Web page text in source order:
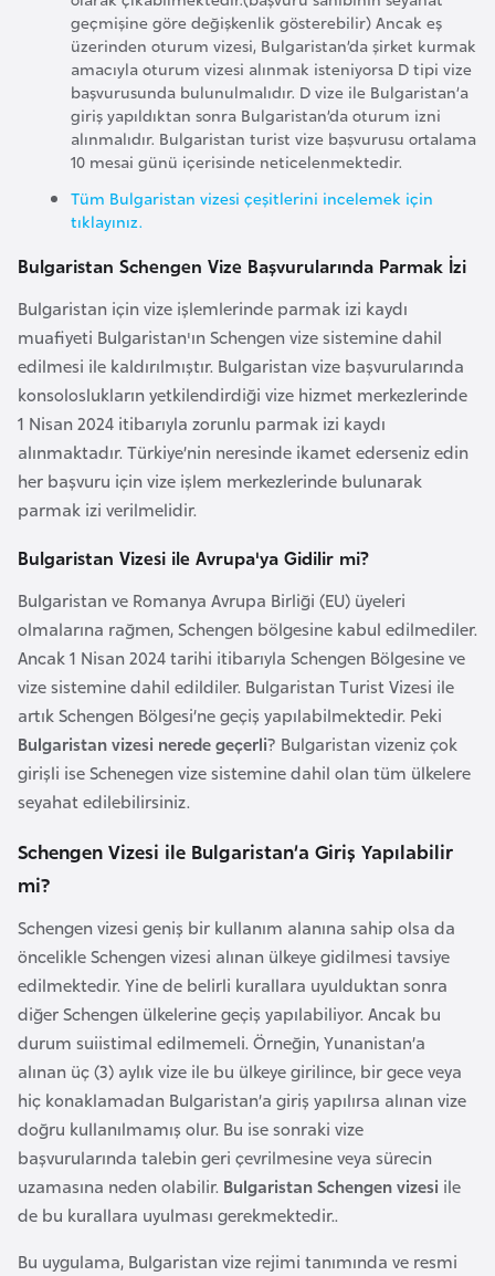
geçmişine göre değişkenlik gösterebilir) Ancak eş
üzerinden oturum vizesi, Bulgaristan’da şirket kurmak
amacıyla oturum vizesi alınmak isteniyorsa D tipi vize
başvurusunda bulunulmalıdır. D vize ile Bulgaristan’a
giriş yapıldıktan sonra Bulgaristan’da oturum izni
alınmalıdır. Bulgaristan turist vize başvurusu ortalama
10 mesai günü içerisinde neticelenmektedir.
Tüm Bulgaristan vizesi çeşitlerini incelemek için
tıklayınız.
Bulgaristan Schengen Vize Başvurularında Parmak İzi
Bulgaristan için vize işlemlerinde parmak izi kaydı
muafiyeti Bulgaristan'ın Schengen vize sistemine dahil
edilmesi ile kaldırılmıştır. Bulgaristan vize başvurularında
konsoloslukların yetkilendirdiği vize hizmet merkezlerinde
1 Nisan 2024 itibarıyla zorunlu parmak izi kaydı
alınmaktadır. Türkiye’nin neresinde ikamet ederseniz edin
her başvuru için vize işlem merkezlerinde bulunarak
parmak izi verilmelidir.
Bulgaristan Vizesi ile Avrupa'ya Gidilir mi?
Bulgaristan ve Romanya Avrupa Birliği (EU) üyeleri
olmalarına rağmen, Schengen bölgesine kabul edilmediler.
Ancak 1 Nisan 2024 tarihi itibarıyla Schengen Bölgesine ve
vize sistemine dahil edildiler. Bulgaristan Turist Vizesi ile
artık Schengen Bölgesi’ne geçiş yapılabilmektedir. Peki
Bulgaristan vizesi nerede geçerli? Bulgaristan vizeniz çok
girişli ise Schenegen vize sistemine dahil olan tüm ülkelere
seyahat edilebilirsiniz.
Schengen Vizesi ile Bulgaristan’a Giriş Yapılabilir
mi?
Schengen vizesi geniş bir kullanım alanına sahip olsa da
öncelikle Schengen vizesi alınan ülkeye gidilmesi tavsiye
edilmektedir. Yine de belirli kurallara uyulduktan sonra
diğer Schengen ülkelerine geçiş yapılabiliyor. Ancak bu
durum suiistimal edilmemeli. Örneğin, Yunanistan’a
alınan üç (3) aylık vize ile bu ülkeye girilince, bir gece veya
hiç konaklamadan Bulgaristan’a giriş yapılırsa alınan vize
doğru kullanılmamış olur. Bu ise sonraki vize
başvurularında talebin geri çevrilmesine veya sürecin
uzamasına neden olabilir. Bulgaristan Schengen vizesi ile
de bu kurallara uyulması gerekmektedir..
Bu uygulama, Bulgaristan vize rejimi tanımında ve resmi
b
u
t
i
Ç
i
n
D
n
i
m
a
r
k
a
D
e
o
k
r
a
t
i
k
K
o
n
g